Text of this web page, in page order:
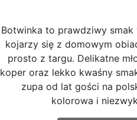
Botwinka to prawdziwy
kojarzy się z domowym
prosto z targu. Delikatne
koper oraz lekko kwaśny
zupa od lat gości na
kolorowa i